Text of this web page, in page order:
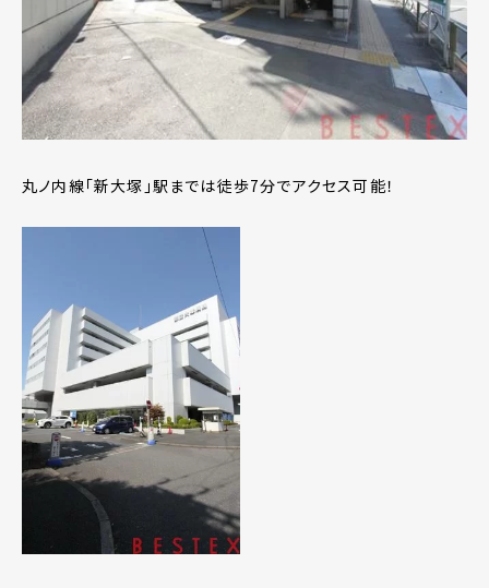
丸ノ内線「新大塚」駅までは徒歩7分でアクセス可能！